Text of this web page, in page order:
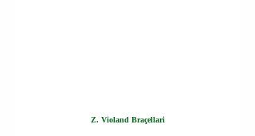
Z. Violand Braçellari